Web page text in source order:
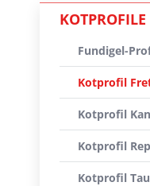
KOTPROFILE
Fundigel-
Kotprofil
Kotprofil
Kotprofil
Kotprofil